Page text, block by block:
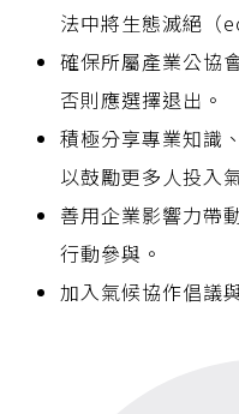
法中將生態滅絕（
確保所屬產業公協
否則應選擇退出。
積極分享專業知識
以鼓勵更多人投入
善用企業影響力帶
行動參與。
加入氣候協作倡議